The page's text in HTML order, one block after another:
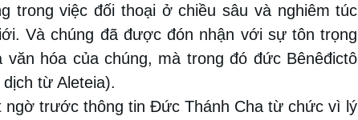
trong việc đối thoại ở chiều sâu và nghiêm túc
Và chúng đã được đón nhận với sự tôn trọng
hóa của chúng, mà trong đó đức Bênêđictô
dịch từ Aleteia).
ngờ trước thông tin Đức Thánh Cha từ chức vì lý